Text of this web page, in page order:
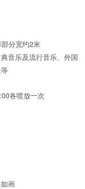
分宽约2米
音乐及流行音乐、外国
各喷放一次
画